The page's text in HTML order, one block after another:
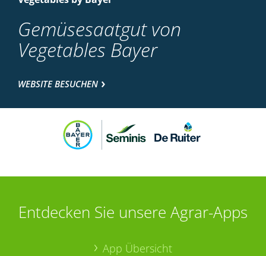
Gemüsesaatgut von
Vegetables Bayer
WEBSITE BESUCHEN
Entdecken Sie unsere Agrar-Apps
App Übersicht